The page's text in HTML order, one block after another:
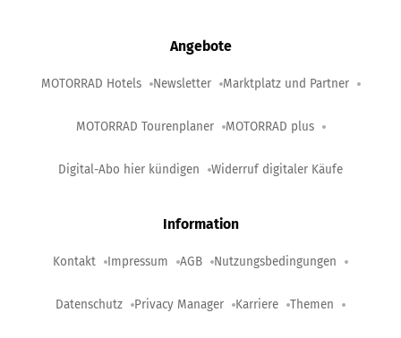
Angebote
MOTORRAD Hotels Newsletter Marktplatz und Partner
MOTORRAD Tourenplaner MOTORRAD plus
Digital-Abo hier kündigen Widerruf digitaler Käufe
Information
Kontakt Impressum AGB Nutzungsbedingungen
Datenschutz Privacy Manager Karriere Themen